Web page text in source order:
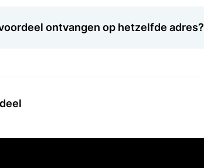
ontvangen op hetzelfde adres?